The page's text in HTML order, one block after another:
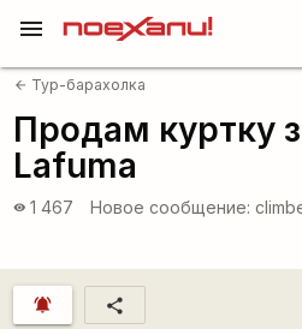
menu
arrow_back Тур-барахолка
Продам куртку
Lafuma
visibility 1 467 Новое сообщение:
notifications_active share